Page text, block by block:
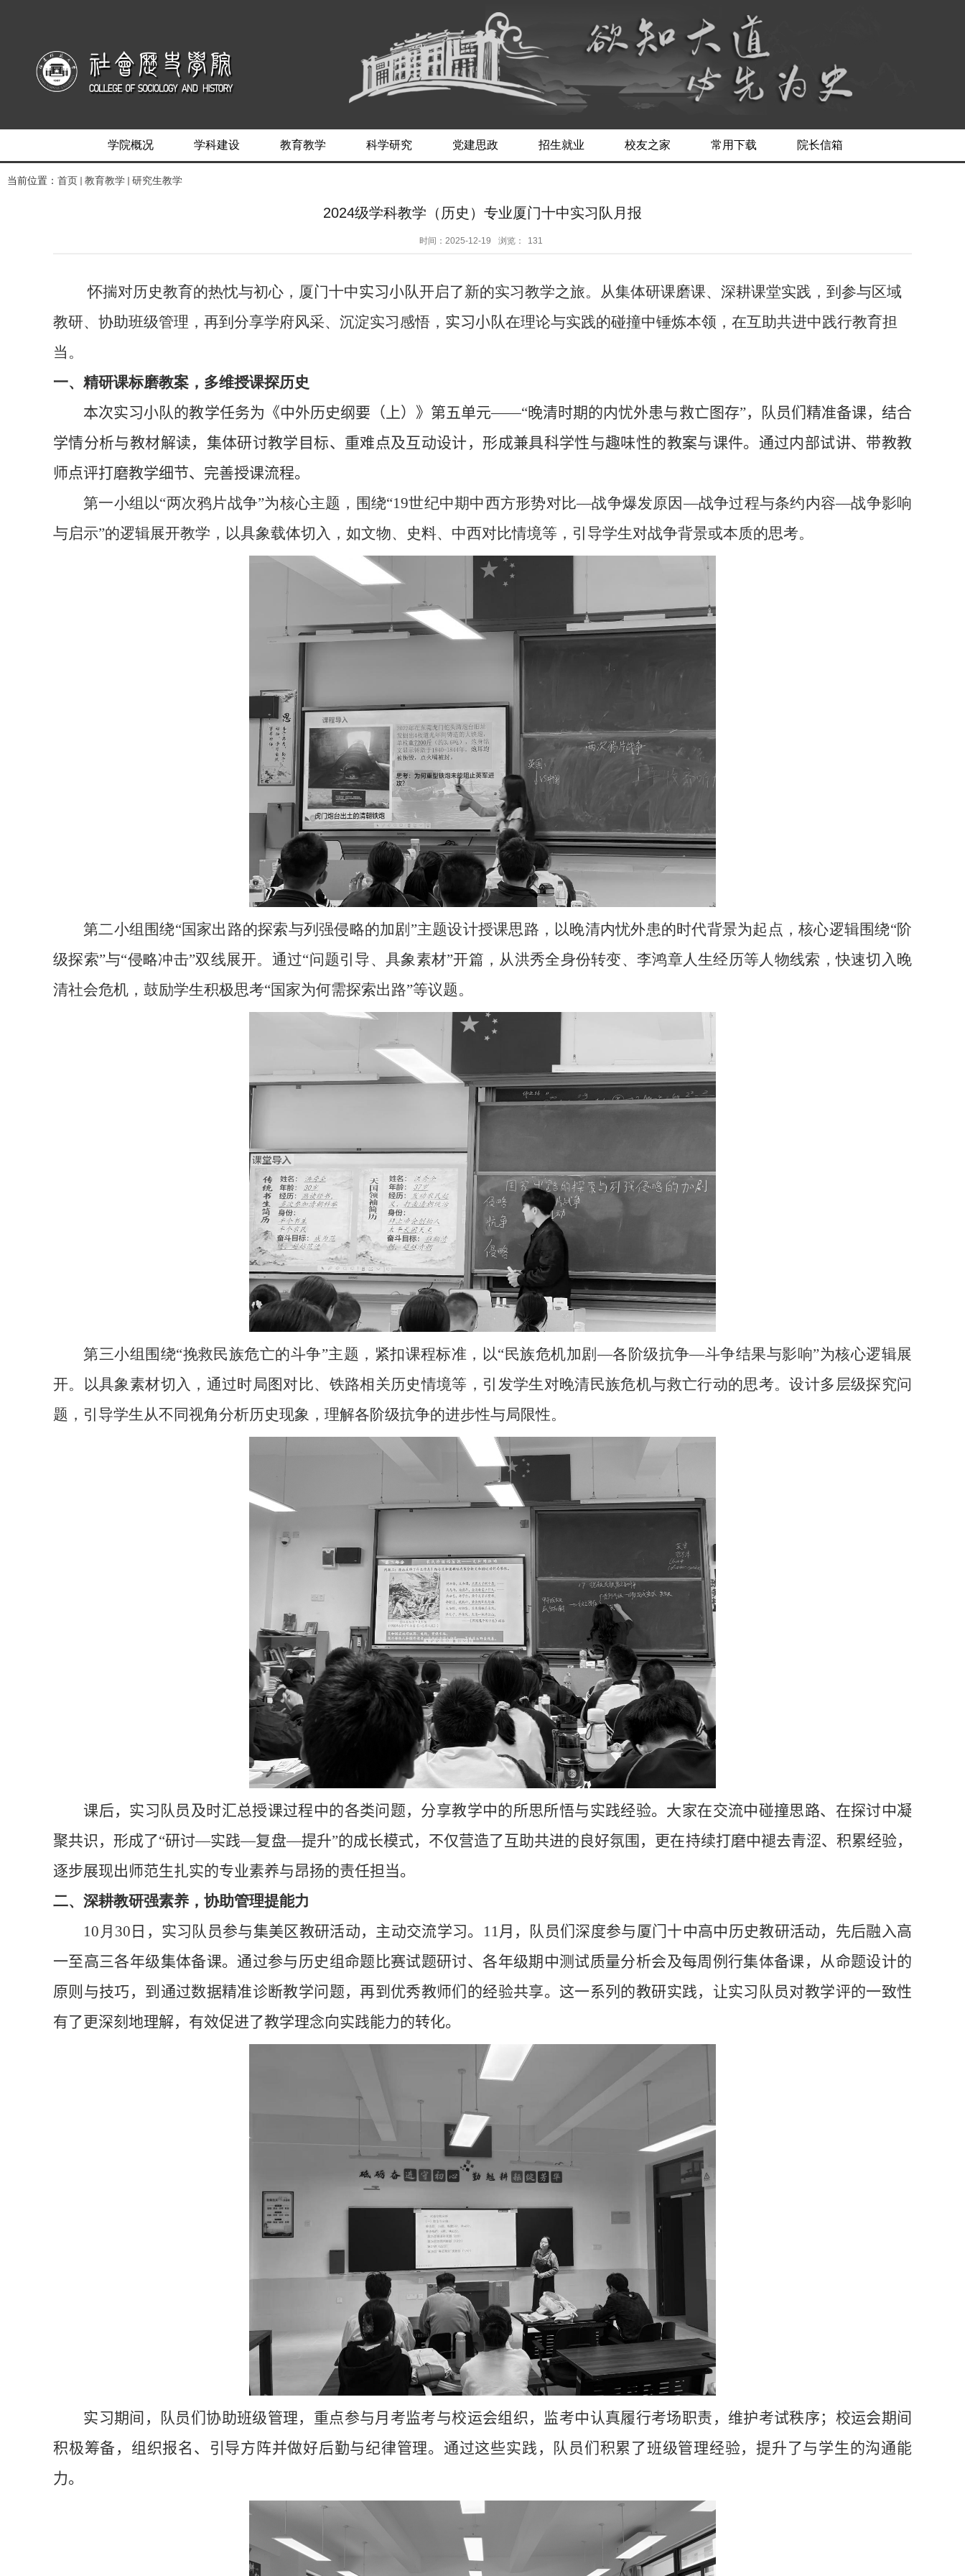
学院概况 学科建设 教育教学 科学研究 党建思政 招生就业 校友之家 常用下载 院长信箱
当前位置： 首页 教育教学 研究生教学
2024级学科教学（历史）专业厦门十中实习队月报
时间：2025-12-19 浏览： 131
怀揣对历史教育的热忱与初心，厦门十中实习小队开启了新的实习教学之旅。从集体研课磨课、深耕课堂实践，到参与区域
教研、协助班级管理，再到分享学府风采、沉淀实习感悟， 实习小队在理论与实践的碰撞中锤炼本领，在互助共进中践行教育担
当。
一、精研课标磨教案，多维授课探历史
本次实习小队的教学任务为《中外历史纲要（上）》第五单元——“晚清时期的内忧外患与救亡图存”， 队员们精准备课，结合
学情分析与教材解读，集体研讨教学目标、重难点及互动设计，形成兼具科学性与趣味性的教案与课件。通过内部试讲、带教教
师点评打磨教学细节、完善授课流程。
第一小组以“两次鸦片战争”为核心主题，围绕“19世纪中期中西方形势对比—战争爆发原因—战争过程与条约内容—战争影响
与启示”的逻辑展开教学，以具象载体切入，如文物、史料、中西对比情境等，引导学生对战争背景或本质的思考。
第二小组围绕“国家出路的探索与列强侵略的加剧”主题设计授课思路，以晚清内忧外患的时代背景为起点，核心逻辑围绕“阶
级探索”与“侵略冲击”双线展开。通过“问题引导、具象素材”开篇，从洪秀全身份转变、李鸿章人生经历等人物线索，快速切入晚
清社会危机，鼓励学生积极思考“国家为何需探索出路”等议题。
第三小组围绕“挽救民族危亡的斗争”主题，紧扣课程标准，以“民族危机加剧—各阶级抗争—斗争结果与影响”为核心逻辑展
开。以具象素材切入，通过时局图对比、铁路相关历史情境等，引发学生对晚清民族危机与救亡行动的思考。设计多层级探究问
题，引导学生从不同视角分析历史现象，理解各阶级抗争的进步性与局限性。
课后， 实习队员 及时汇总授课过程中的各类问题，分享教学中的所思所悟与实践经验。大家在交流中碰撞思路、在探讨中凝
聚共识，形成了“研讨—实践—复盘—提升”的成长模式，不仅营造了互助共进的良好氛围，更在持续打磨中褪去青涩、积累经验，
逐步展现出师范生扎实的专业素养与昂扬的责任担当。
二、深耕教研强素养，协助管理提能力
10 月 30 日 ， 实习队员参与集美区教研活动，主动交流学习。 11月， 队员们深度参与厦门十中高中历史教研活动，先后融入高
一至高三各年级集体备课。通过参与历史组命题比赛试题研讨、各年级期中测试质量分析会及每周例行集体备课，从命题设计的
原则与技巧，到通过数据精准诊断教学问题，再到优秀教师们的经验共享。这一系列的教研实践，让实习队员对教学评的一致性
有了更深刻 地理解，有效促进了教学理念向实践能力的转化。
实习期间， 队员们协助班级管理，重点参与月考监考与校运会组织 ， 监考中认真履行考场职责，维护考试秩序；校运会期间
积极筹备，组织报名、引导方阵并做好后勤与纪律管理。通过这些实践，
队员们积累了班级管理经验，提升了与学生的沟通能
力。